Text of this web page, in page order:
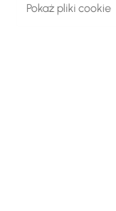
Pokaż pliki cookie